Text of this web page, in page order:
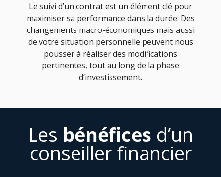
Le suivi d’un contrat est un élément clé pour
maximiser sa performance dans la durée. Des
changements macro-économiques mais aussi
de votre situation personnelle peuvent nous
pousser à réaliser des modifications
pertinentes, tout au long de la phase
d’investissement.
Les bénéfices d’un
conseiller financier